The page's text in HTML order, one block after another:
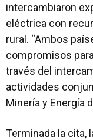
intercambiaron
eléctrica con
rural. “Ambos
compromisos
través del
actividades
Minería y Energía
Terminada la cita,